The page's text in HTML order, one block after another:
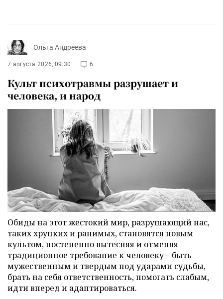
Ольга Андреева
7 августа 2026, 09:30 6
Культ психотравмы разрушает и
человека, и народ
Обиды на этот жестокий мир, разрушающий нас,
таких хрупких и ранимых, становятся новым
культом, постепенно вытесняя и отменяя
традиционное требование к человеку – быть
мужественным и твердым под ударами судьбы,
брать на себя ответственность, помогать слабым,
идти вперед и адаптироваться.